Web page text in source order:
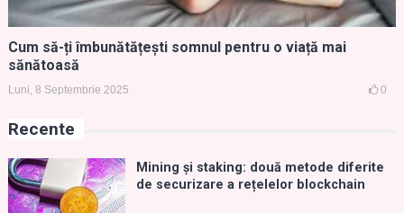
Cum să-ți îmbunătățești somnul pentru o viață mai
sănătoasă
Luni, 8 Septembrie 2025 0
Recente
Mining și staking: două metode diferite
de securizare a rețelelor blockchain